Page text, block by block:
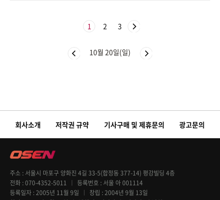
1 2 3
10월 20일(일)
회사소개 저작권 규약 기사구매 및 제휴문의 광고문의
주소
서울시 마포구 양화진 4길 33-5(합정동 377-14) 평강빌딩 4층
전화 070-4352-5011 등록번호
서울 아 001114
등록일자 2005년 11월 9일 창립 2004년 9월 13일